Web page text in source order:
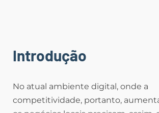
Introdução
No atual ambiente digital, onde a
competitividade, portanto,